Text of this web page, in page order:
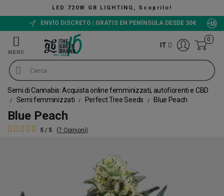
Scoprilo!
ENVÍO DISCRETO | GRATIS EN PENÍNSULA DESDE 30€
IT
0
Semi di Cannabis: Acquista online femminizzati, autofiorenti e CBD
Semi femminizzati
Perfect Tree Seeds Blue Peach
Blue Peach
5 / 5 (7 Opinioni)